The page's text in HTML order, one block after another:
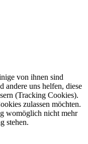
von ihnen sind
andere uns helfen, diese
(Tracking Cookies).
zulassen möchten.
womöglich nicht mehr
stehen.